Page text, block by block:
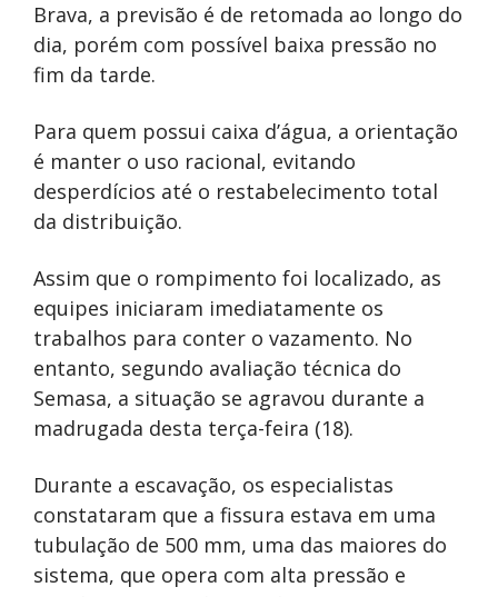
Brava, a previsão é de retomada ao longo do
dia, porém com possível baixa pressão no
fim da tarde.
Para quem possui caixa d’água, a orientação
é manter o uso racional, evitando
desperdícios até o restabelecimento total
da distribuição.
Assim que o rompimento foi localizado, as
equipes iniciaram imediatamente os
trabalhos para conter o vazamento. No
entanto, segundo avaliação técnica do
Semasa, a situação se agravou durante a
madrugada desta terça-feira (18).
Durante a escavação, os especialistas
constataram que a fissura estava em uma
tubulação de 500 mm, uma das maiores do
sistema, que opera com alta pressão e